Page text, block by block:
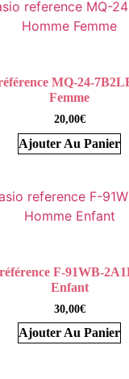
MQ-24-
Femme
20,00€
Ajouter Au Panier
F-91WB-
Enfant
30,00€
Ajouter Au Panier